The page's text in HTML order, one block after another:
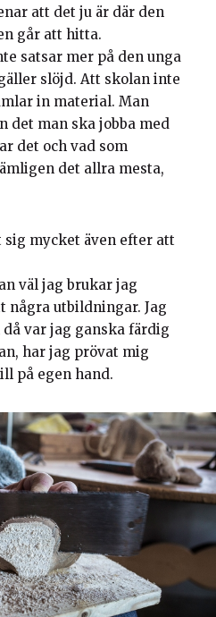
att det ju är där den
går att hitta.
satsar mer på den unga
slöjd. Att skolan inte
in material. Man
det man ska jobba med
det och vad som
det allra mesta,
sig mycket även efter att
väl jag brukar jag
några utbildningar. Jag
var jag ganska färdig
har jag prövat mig
på egen hand.